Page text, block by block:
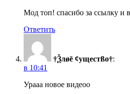
Мод топ! спасибо за ссылку и
Ответить
†Ѯлøē ¢ущестßо†:
в 10:41
Урааа новое видеоо